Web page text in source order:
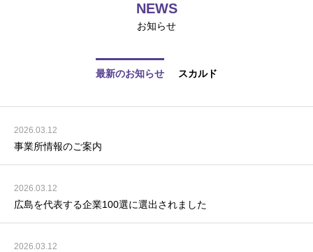
NEWS
お知らせ
最新のお知らせ スカルド
2026.03.12
事業所情報のご案内
2026.03.12
広島を代表する企業100選に選出されました
2026.03.12